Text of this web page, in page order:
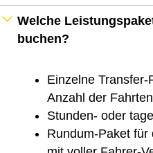
Welche
buchen?
Einzelne
Anzahl der Fahrten
Stunden- oder
Rundum-Paket